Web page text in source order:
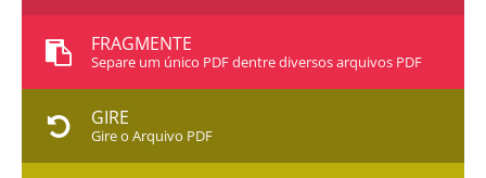
FRAGMENTE
Separe um único PDF dentre diversos arquivos PDF
GIRE
Gire o Arquivo PDF